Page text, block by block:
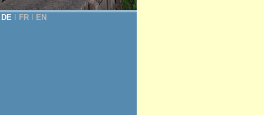
DE FR EN